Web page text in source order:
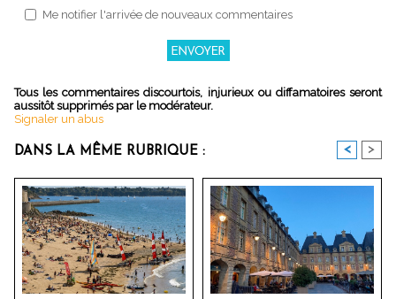
Me notifier l'arrivée de nouveaux commentaires
Tous les commentaires discourtois, injurieux ou diffamatoires seront
aussitôt supprimés par le modérateur.
Signaler un abus
DANS LA MÊME RUBRIQUE : < >